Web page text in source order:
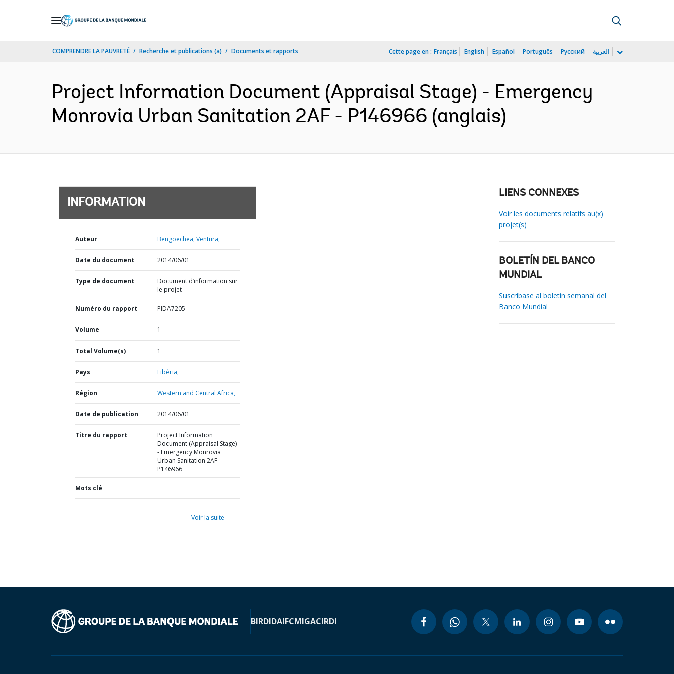
COMPRENDRE LA PAUVRETÉ Recherche et publications (a) Documents et rapports Cette page en : Français English Español Português Русский العربية
Project Information Document (Appraisal Stage) - Emergency
Monrovia Urban Sanitation 2AF - P146966 (anglais)
INFORMATION
Auteur Bengoechea, Ventura;
Date du document 2014/06/01
Type de document
Document d’information sur
le projet
Numéro du rapport PIDA7205
Volume 1
Total Volume(s) 1
Pays Libéria,
Région Western and Central Africa,
Date de publication 2014/06/01
Titre du rapport
Project Information
Document (Appraisal Stage)
- Emergency Monrovia
Urban Sanitation 2AF -
P146966
Mots clé
Voir la suite
LIENS CONNEXES
Voir les documents relatifs au(x)
projet(s)
BOLETÍN DEL BANCO
MUNDIAL
Suscríbase al boletín semanal del
Banco Mundial
BIRDIDAIFCMIGACIRDI